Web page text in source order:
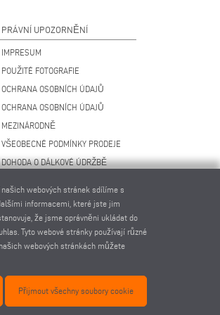
PRÁVNÍ UPOZORNĚNÍ
IMPRESUM
POUŽITÉ FOTOGRAFIE
OCHRANA OSOBNÍCH ÚDAJŮ
OCHRANA OSOBNÍCH ÚDAJŮ
MEZINÁRODNĚ
VŠEOBECNÉ PODMÍNKY PRODEJE
DOHODA O DÁLKOVÉ ÚDRŽBĚ
KODEX CHOVÁNÍ DODAVATELŮ
webových stránek sdílíme s
informacemi, které jste jim
že jsme oprávněni ukládat do
Tyto webové stránky používají různé
webových stránkách můžete
Přijmout všechny soubory cookie